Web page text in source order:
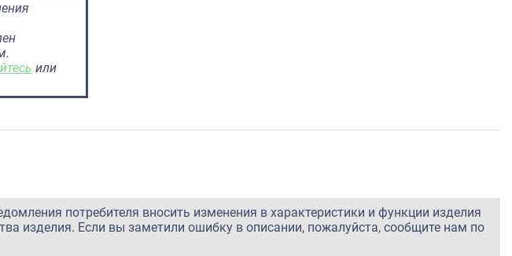
или
потребителя вносить изменения в характеристики и функции изделия
изделия. Если вы заметили ошибку в описании, пожалуйста, сообщите нам по